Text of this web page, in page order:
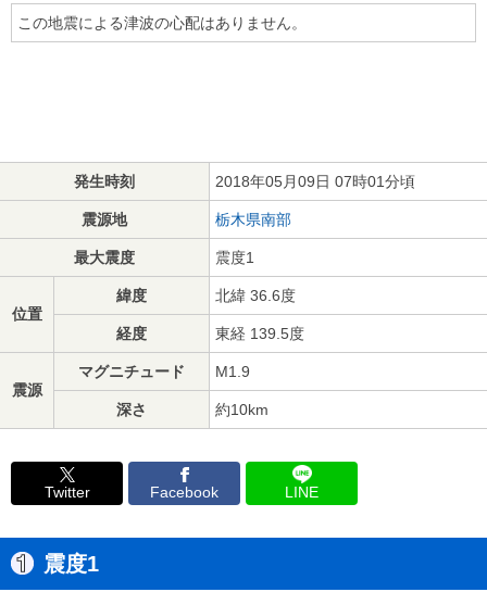
この地震による津波の心配はありません。
発生時刻 2018年05月09日 07時01分頃
震源地 栃木県南部
最大震度 震度1
位置
緯度 北緯 36.6度
経度 東経 139.5度
震源
マグニチュード M1.9
深さ 約10km
Twitter Facebook LINE
震度1